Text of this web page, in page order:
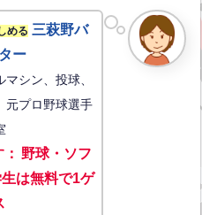
める 三萩野バ
ー
シン、投球、
元プロ野球選手
： 野球・ソフ
は無料で1ゲ